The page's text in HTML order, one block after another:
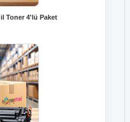
Toner 4'lü Paket